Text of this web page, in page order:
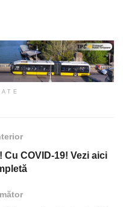
COVID-19! Vezi aici